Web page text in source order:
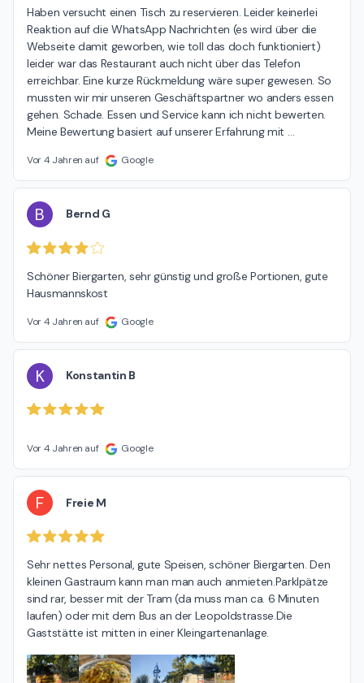
Haben versucht einen Tisch zu reservieren. Leider keinerlei
Reaktion auf die WhatsApp Nachrichten (es wird über die
Webseite damit geworben, wie toll das doch funktioniert)
leider war das Restaurant auch nicht über das Telefon
erreichbar. Eine kurze Rückmeldung wäre super gewesen. So
mussten wir mir unseren Geschäftspartner wo anders essen
gehen. Schade. Essen und Service kann ich nicht bewerten.
Meine Bewertung basiert auf unserer Erfahrung mit …
Vor 4 Jahren auf Google
B Bernd G
Schöner Biergarten, sehr günstig und große Portionen, gute
Hausmannskost
Vor 4 Jahren auf Google
K Konstantin B
Vor 4 Jahren auf Google
F Freie M
Sehr nettes Personal, gute Speisen, schöner Biergarten. Den
kleinen Gastraum kann man man auch anmieten.Parklpätze
sind rar, besser mit der Tram (da muss man ca. 6 Minuten
laufen) oder mit dem Bus an der Leopoldstrasse.Die
Gaststätte ist mitten in einer Kleingartenanlage.